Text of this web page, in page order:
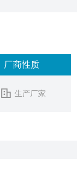
厂商性质
生产厂家